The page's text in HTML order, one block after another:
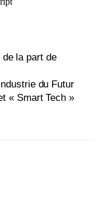
de la part de
du Futur
« Smart Tech »